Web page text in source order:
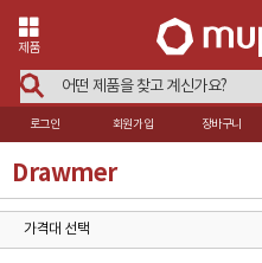
제품
로그인 회원가입 장바구니
Drawmer
가격대 선택